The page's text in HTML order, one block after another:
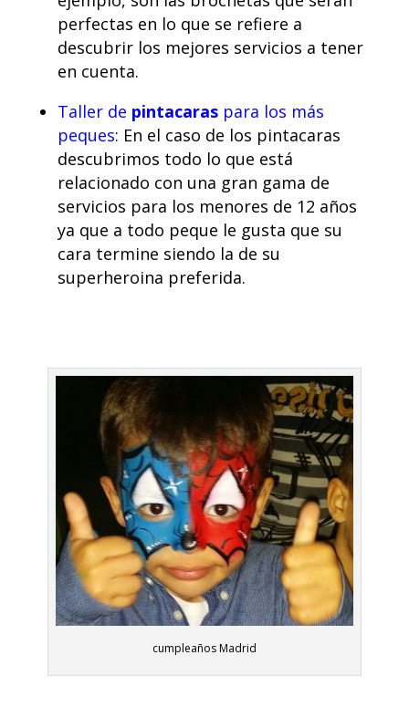
perfectas en lo que se refiere a
descubrir los mejores servicios a tener
en cuenta.
Taller de pintacaraspara los más
peques: En el caso de los pintacaras
descubrimos todo lo que está
relacionado con una gran gama de
servicios para los menores de 12 años
ya que a todo peque le gusta que su
cara termine siendo la de su
superheroina preferida.
cumpleaños Madrid